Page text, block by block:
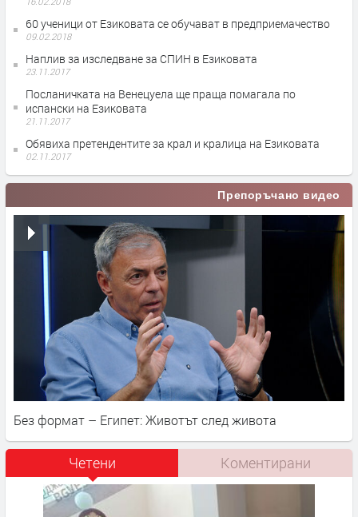
60 ученици от Езиковата се обучават в предприемачество
09.02.2018
Наплив за изследване за СПИН в Езиковата
23.11.2017
Посланичката на Венецуела ще праща помагала по
испански на Езиковата
21.11.2017
Обявиха претендентите за крал и кралица на Езиковата
02.11.2017
Препоръчано видео
Без формат – Египет: Животът след живота
Четени Коментирани